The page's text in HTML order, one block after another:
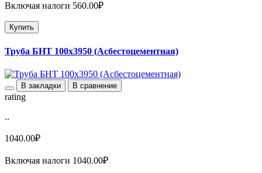
Включая налоги 560.00₽
Купить
Труба БНТ 100х3950 (Асбестоцементная)
В закладки В сравнение
rating
..
1040.00₽
Включая налоги 1040.00₽